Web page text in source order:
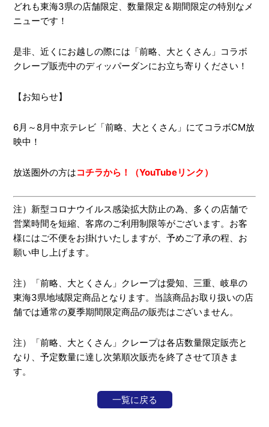
どれも東海3県の店舗限定、数量限定＆期間限定の特別なメ
ニューです！
是非、近くにお越しの際には「前略、大とくさん」コラボ
クレープ販売中のディッパーダンにお立ち寄りください！
【お知らせ】
6月～8月中京テレビ「前略、大とくさん」にてコラボCM放
映中！
放送圏外の方はコチラから！（YouTubeリンク）
注）新型コロナウイルス感染拡大防止の為、多くの店舗で
営業時間を短縮、客席のご利用制限等がございます。お客
様にはご不便をお掛けいたしますが、予めご了承の程、お
願い申し上げます。
注）「前略、大とくさん」クレープは愛知、三重、岐阜の
東海3県地域限定商品となります。当該商品お取り扱いの店
舗では通常の夏季期間限定商品の販売はございません。
注）「前略、大とくさん」クレープは各店数量限定販売と
なり、予定数量に達し次第順次販売を終了させて頂きま
す。
一覧に戻る